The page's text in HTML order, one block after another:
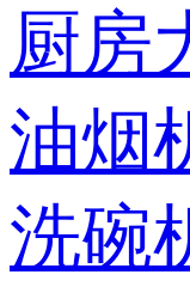
厨房
油烟
洗碗